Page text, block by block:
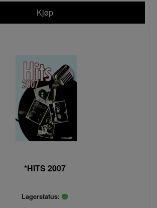
Kjøp
*HITS 2007
Lagerstatus: